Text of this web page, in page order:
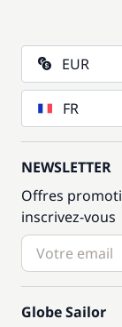
EUR
FR
NEWSLETTER
Offres
inscrivez-vous
Globe Sailor